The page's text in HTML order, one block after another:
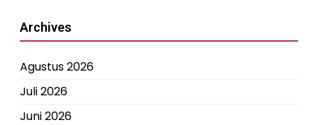
Archives
Agustus 2026
Juli 2026
Juni 2026